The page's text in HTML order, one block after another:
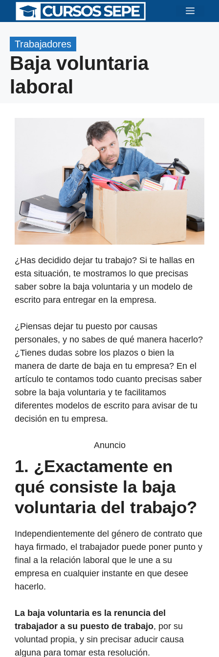
Saltar
Menú
Trabajadores
Baja voluntaria
laboral
¿Has decidido dejar tu trabajo? Si te hallas en
esta situación, te mostramos lo que precisas
saber sobre la baja voluntaria y un modelo de
escrito para entregar en la empresa.
¿Piensas dejar tu puesto por causas
personales, y no sabes de qué manera hacerlo?
¿Tienes dudas sobre los plazos o bien la
manera de darte de baja en tu empresa? En el
artículo te contamos todo cuanto precisas saber
sobre la baja voluntaria y te facilitamos
diferentes modelos de escrito para avisar de tu
decisión en tu empresa.
Anuncio
1. ¿Exactamente en
qué consiste la baja
voluntaria del trabajo?
Independientemente del género de contrato que
haya firmado, el trabajador puede poner punto y
final a la relación laboral que le une a su
empresa en cualquier instante en que desee
hacerlo.
La baja voluntaria es la renuncia del
trabajador a su puesto de trabajo, por su
voluntad propia, y sin precisar aducir causa
alguna para tomar esta resolución.